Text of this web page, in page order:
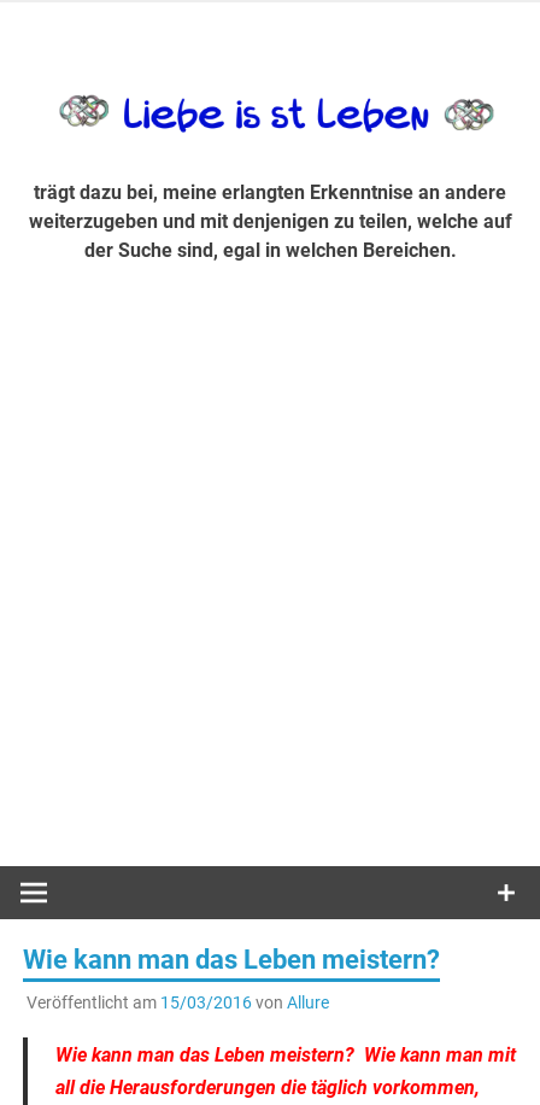
Suche sind, egal in welchen Bereichen.
trägt dazu bei, meine erlangten Erkenntnise an andere
weiterzugeben und mit denjenigen zu teilen, welche auf
der Suche sind, egal in welchen Bereichen.
Wie kann man das Leben meistern?
Veröffentlicht am 15/03/2016von Allure
Wie kann man das Leben meistern? Wie kann man mit
all die Herausforderungen die täglich vorkommen,